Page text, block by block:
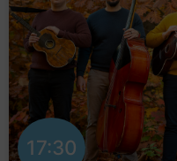
17:30